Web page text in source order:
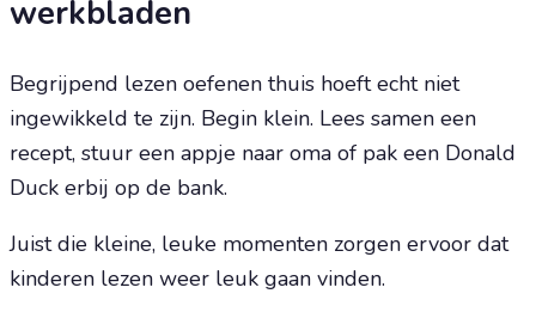
werkbladen
Begrijpend lezen oefenen thuis hoeft echt niet
ingewikkeld te zijn. Begin klein. Lees samen een
recept, stuur een appje naar oma of pak een Donald
Duck erbij op de bank.
Juist die kleine, leuke momenten zorgen ervoor dat
kinderen lezen weer leuk gaan vinden.